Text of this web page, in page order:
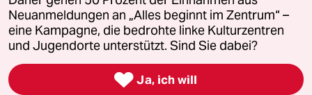
Feedback Redaktionsstatut Kommune-Richtlinien
Leitlinie Informant Datenschutz Impressum AGB
Seitenwende Einwilligungen widerrufen (Ads)
Neuanmeldungen an „Alles beginnt im Zentrum“ –
eine Kampagne, die bedrohte linke Kulturzentren
und Jugendorte unterstützt. Sind Sie dabei?
 Ja, ich will